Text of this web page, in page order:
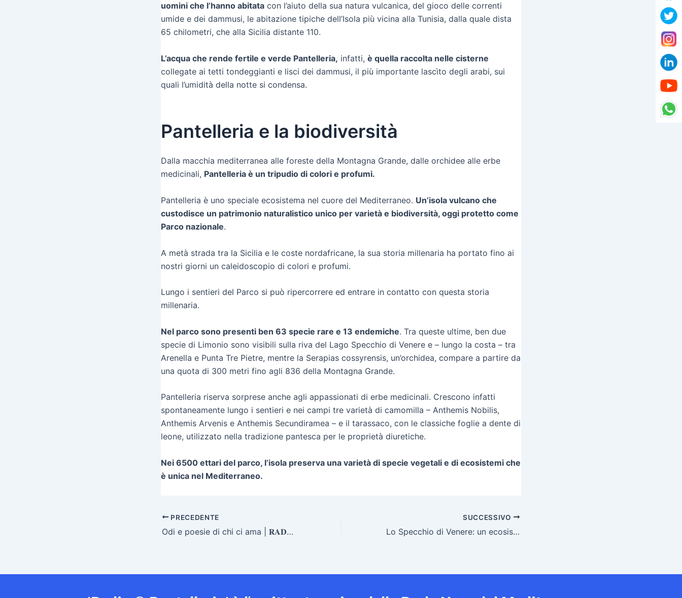
uomini che l’hanno abitata con l’aiuto della sua natura vulcanica, del gioco delle correnti
umide e dei dammusi, le abitazione tipiche dell’Isola più vicina alla Tunisia, dalla quale dista
65 chilometri, che alla Sicilia distante 110.
L’acqua che rende fertile e verde Pantelleria, infatti, è quella raccolta nelle cisterne
collegate ai tetti tondeggianti e lisci dei dammusi, il più importante lascìto degli arabi, sui
quali l’umidità della notte si condensa.
Pantelleria e la biodiversità
Dalla macchia mediterranea alle foreste della Montagna Grande, dalle orchidee alle erbe
medicinali, Pantelleria è un tripudio di colori e profumi.
Pantelleria è uno speciale ecosistema nel cuore del Mediterraneo. Un’isola vulcano che
custodisce un patrimonio naturalistico unico per varietà e biodiversità, oggi protetto come
Parco nazionale.
A metà strada tra la Sicilia e le coste nordafricane, la sua storia millenaria ha portato fino ai
nostri giorni un caleidoscopio di colori e profumi.
Lungo i sentieri del Parco si può ripercorrere ed entrare in contatto con questa storia
millenaria.
Nel parco sono presenti ben 63 specie rare e 13 endemiche. Tra queste ultime, ben due
specie di Limonio sono visibili sulla riva del Lago Specchio di Venere e – lungo la costa – tra
Arenella e Punta Tre Pietre, mentre la Serapias cossyrensis, un’orchidea, compare a partire da
una quota di 300 metri fino agli 836 della Montagna Grande.
Pantelleria riserva sorprese anche agli appassionati di erbe medicinali. Crescono infatti
spontaneamente lungo i sentieri e nei campi tre varietà di camomilla – Anthemis Nobilis,
Anthemis Arvenis e Anthemis Secundiramea – e il tarassaco, con le classiche foglie a dente di
leone, utilizzato nella tradizione pantesca per le proprietà diuretiche.
Nei 6500 ettari del parco, l’isola preserva una varietà di specie vegetali e di ecosistemi che
è unica nel Mediterraneo.
PRECEDENTE
Odi e poesie di chi ci ama | 𝐑𝐀𝐃𝐈𝐎 ® 𝐏𝐀𝐍𝐓𝐄𝐋𝐋𝐄𝐑𝐈𝐀
SUCCESSIVO
Lo Specchio di Venere: un ecosistema unico al mondo lo | 𝐑𝐀𝐃𝐈𝐎 ® 𝐏𝐀𝐍𝐓𝐄𝐋𝐋𝐄𝐑𝐈𝐀